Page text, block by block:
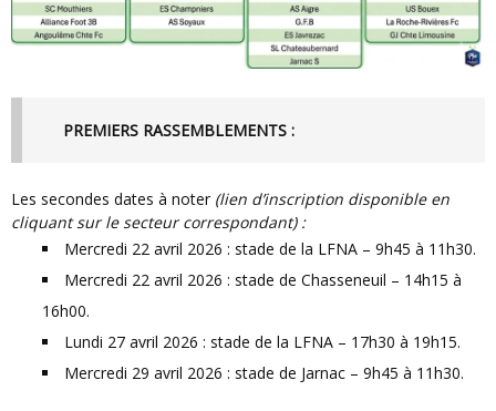
PREMIERS RASSEMBLEMENTS :
Les secondes dates à noter (lien d’inscription disponible en
cliquant sur le secteur correspondant) :
Mercredi 22 avril 2026 : stade de la LFNA – 9h45 à 11h30.
Mercredi 22 avril 2026 : stade de Chasseneuil – 14h15 à
16h00.
Lundi 27 avril 2026 : stade de la LFNA – 17h30 à 19h15.
Mercredi 29 avril 2026 : stade de Jarnac – 9h45 à 11h30.